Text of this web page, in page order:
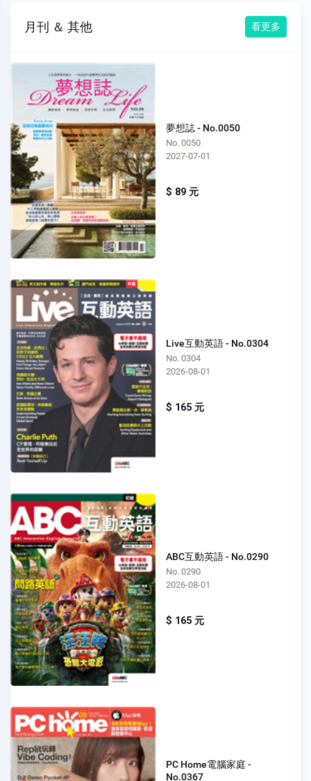
月刊 ＆ 其他 看更多
夢想誌 - No.0050
No. 0050
2027-07-01
$ 89 元
Live互動英語 - No.0304
No. 0304
2026-08-01
$ 165 元
ABC互動英語 - No.0290
No. 0290
2026-08-01
$ 165 元
PC Home電腦家庭 -
No.0367